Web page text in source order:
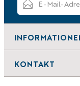
Ich habe die
Um
KONTAKT